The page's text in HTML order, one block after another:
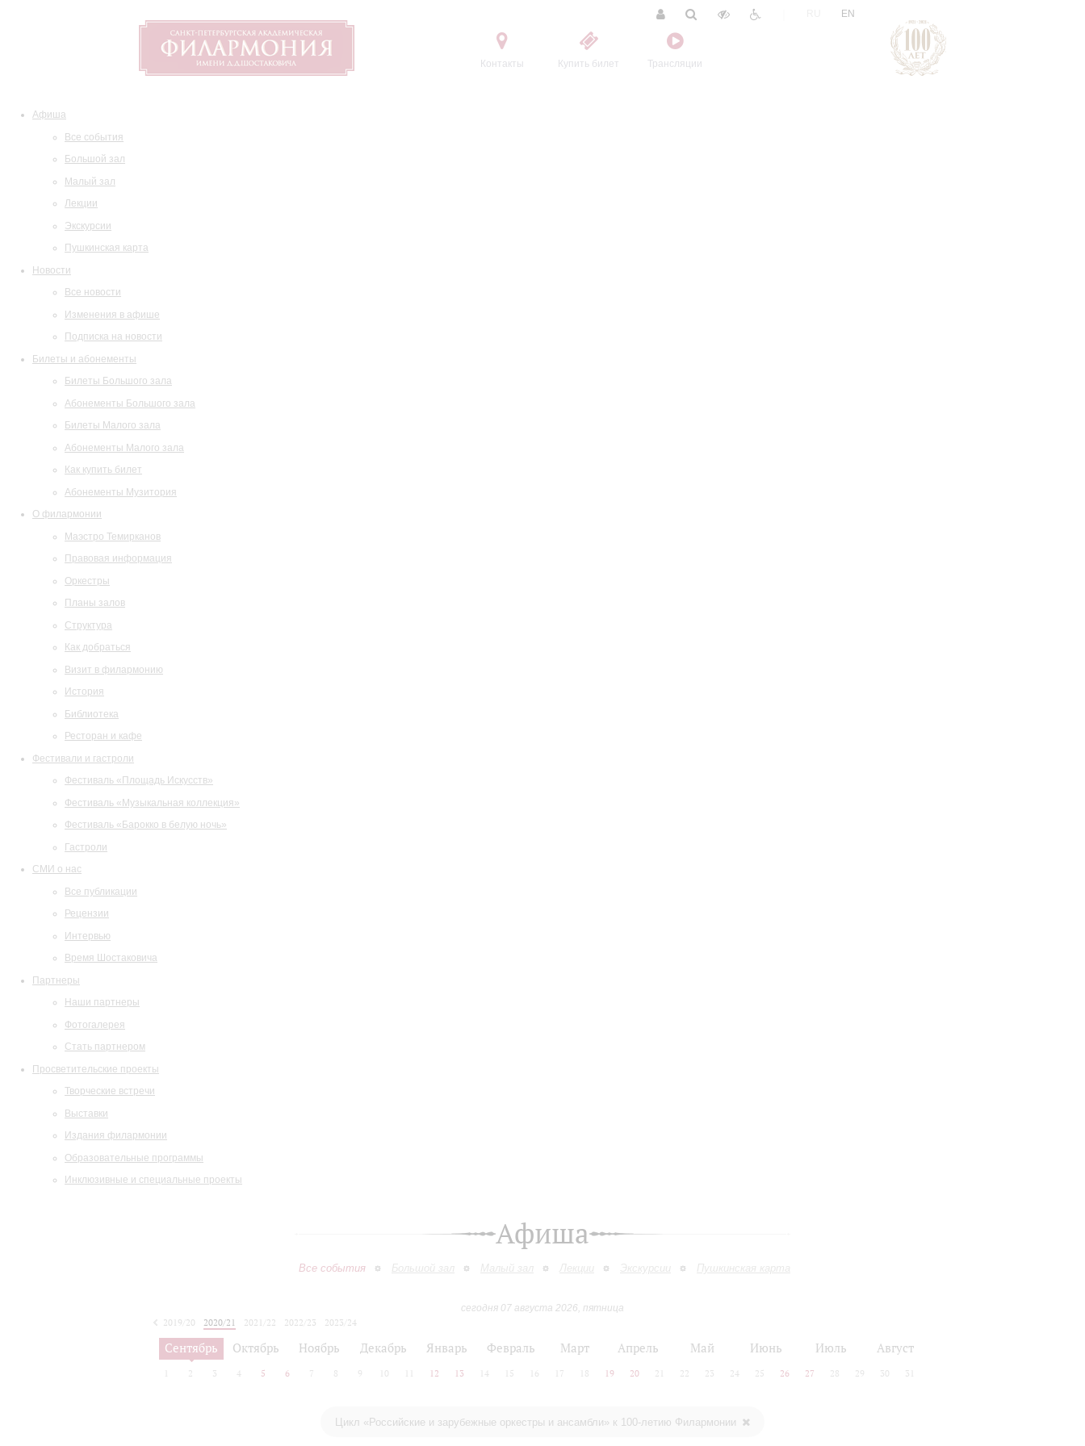
Контакты Купить билет Трансляции
EN
Афиша
Все события
Большой зал
Малый зал
Лекции
Экскурсии
Пушкинская карта
Новости
Все новости
Изменения в афише
Подписка на новости
Билеты и абонементы
Билеты Большого зала
Абонементы Большого зала
Билеты Малого зала
Абонементы Малого зала
Как купить билет
Абонементы Музитория
О филармонии
Маэстро Темирканов
Правовая информация
Оркестры
Планы залов
Структура
Как добраться
Визит в филармонию
История
Библиотека
Ресторан и кафе
Фестивали и гастроли
Фестиваль «Площадь Искусств»
Фестиваль «Музыкальная коллекция»
Фестиваль «Барокко в белую ночь»
Гастроли
СМИ о нас
Все публикации
Рецензии
Интервью
Время Шостаковича
Партнеры
Наши партнеры
Фотогалерея
Стать партнером
Просветительские проекты
Творческие встречи
Выставки
Издания филармонии
Образовательные программы
Инклюзивные и специальные проекты
Афиша
Все события Большой зал Малый зал Лекции Экскурсии Пушкинская карта
сегодня 07 августа 2026, пятница
2019/20
2020/21 2021/22 2022/23
2023/24
2024/25
2025/26
Сентябрь Октябрь Ноябрь Декабрь Январь Февраль Март Апрель Май Июнь Июль Август
2 3 4 5 6 7 8 9 10 12 13 14 15 16 17 18 19 20 21 22 23 24 25 26 27 28 29 30 31
Цикл «Российские и зарубежные оркестры и ансамбли» к 100-летию Филармонии